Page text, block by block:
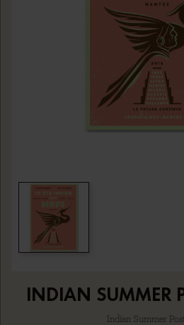
INDIAN SUMMER
Indian Summer